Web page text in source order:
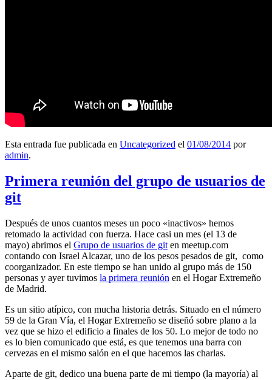
Esta entrada fue publicada en Uncategorized el 01/08/2014 por
admin.
Primera reunión del grupo de usuarios de
git
Después de unos cuantos meses un poco «inactivos» hemos
retomado la actividad con fuerza. Hace casi un mes (el 13 de
mayo) abrimos el Grupo de usuarios de git en meetup.com
contando con Israel Alcazar, uno de los pesos pesados de git, como
coorganizador. En este tiempo se han unido al grupo más de 150
personas y ayer tuvimos la primera reunión en el Hogar Extremeño
de Madrid.
Es un sitio atípico, con mucha historia detrás. Situado en el número
59 de la Gran Vía, el Hogar Extremeño se diseñó sobre plano a la
vez que se hizo el edificio a finales de los 50. Lo mejor de todo no
es lo bien comunicado que está, es que tenemos una barra con
cervezas en el mismo salón en el que hacemos las charlas.
Aparte de git, dedico una buena parte de mi tiempo (la mayoría) al